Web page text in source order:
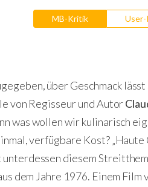
MB-Kritik
über Geschmack
von Regisseur und Autor
was wollen wir kulinarisch
verfügbare Kost? „Haute
unterdessen diesem
dem Jahre 1976. Einem